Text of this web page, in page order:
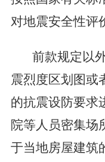
对地震安全性评
前款规定以
震烈度区划图或
的抗震设防要求
院等人员密集场
于当地房屋建筑